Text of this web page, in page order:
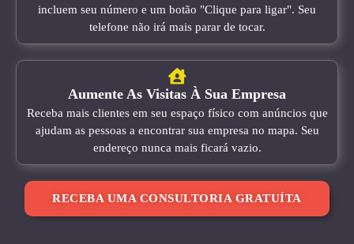
incluem seu número e um botão "Clique para ligar". Seu
telefone não irá mais parar de tocar.
Aumente As Visitas À Sua Empresa
Receba mais clientes em seu espaço físico com anúncios que
ajudam as pessoas a encontrar sua empresa no mapa. Seu
endereço nunca mais ficará vazio.
RECEBA UMA CONSULTORIA GRATUÍTA